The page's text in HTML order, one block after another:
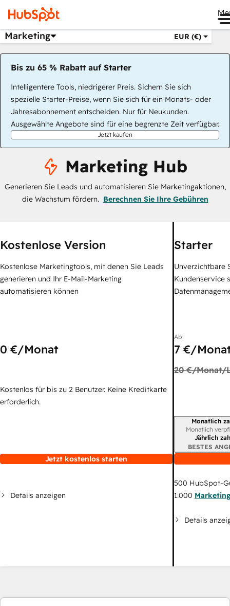
Marketing EUR (€)
Bis zu 65 % Rabatt auf Starter
Intelligentere Tools, niedrigerer Preis. Sichern Sie sich
spezielle Starter-Preise, wenn Sie sich für ein Monats- oder
Jahresabonnement entscheiden. Nur für Neukunden.
Ausgewählte Angebote sind für eine begrenzte Zeit verfügbar.
Jetzt kaufen
Marketing Hub
Generieren Sie Leads und automatisieren Sie Marketingaktionen,
die Wachstum fördern. Berechnen Sie Ihre Gebühren
Kostenlose Version
Kostenlose Marketingtools, mit denen Sie Leads
generieren und Ihr E-Mail-Marketing
automatisieren können
0 €/Monat
Kostenlos für bis zu 2 Benutzer. Keine Kreditkarte
erforderlich.
Jetzt kostenlos starten
Details anzeigen
Starter
Unverzichtbare
Kundenservice
Ab
7 €/
20 €/Monat/
Monatlich
Monatlich
Jährlich
BESTES
500 HubSpot-
1.000
Details